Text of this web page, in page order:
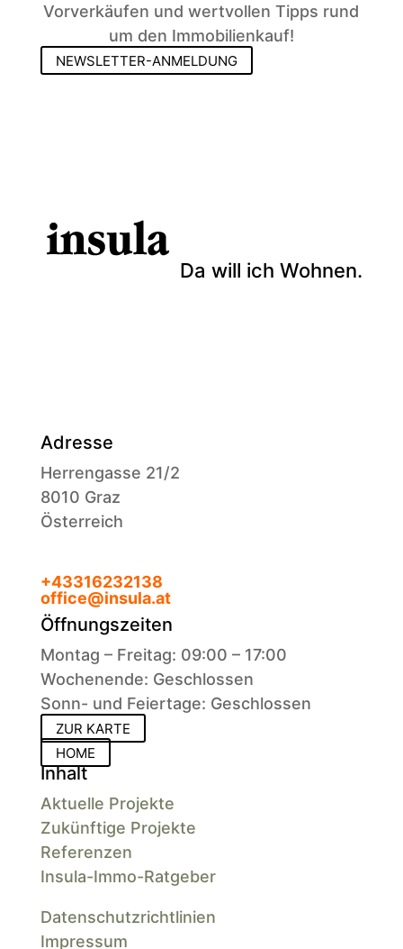
Vorverkäufen und wertvollen Tipps rund
um den Immobilienkauf!
NEWSLETTER-ANMELDUNG
Da will ich Wohnen.
Adresse
Herrengasse 21/2
8010 Graz
Österreich
+43316232138
office@insula.at
Öffnungszeiten
Montag – Freitag: 09:00 – 17:00
Wochenende: Geschlossen
Sonn- und Feiertage: Geschlossen
ZUR KARTE
HOME
Inhalt
Aktuelle Projekte
Zukünftige Projekte
Referenzen
Insula-Immo-Ratgeber
Datenschutzrichtlinien
Impressum